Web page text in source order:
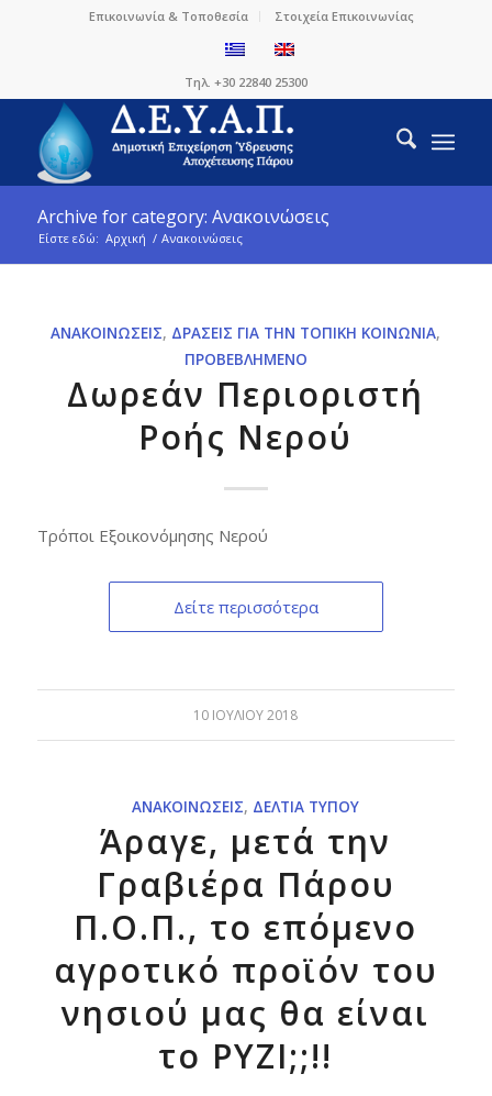
Επικοινωνία & Τοποθεσία Στοιχεία Επικοινωνίας
Τηλ. +30 22840 25300
Archive for category: Ανακοινώσεις
Είστε εδώ: Αρχική / Ανακοινώσεις
ΑΝΑΚΟΙΝΏΣΕΙΣ, ΔΡΆΣΕΙΣ ΓΙΑ ΤΗΝ ΤΟΠΙΚΉ ΚΟΙΝΩΝΊΑ,
ΠΡΟΒΕΒΛΗΜΈΝΟ
Δωρεάν Περιοριστή
Ροής Νερού
Τρόποι Εξοικονόμησης Νερού
Δείτε περισσότερα
10 ΙΟΥΛΊΟΥ 2018
ΑΝΑΚΟΙΝΏΣΕΙΣ, ΔΕΛΤΊΑ ΤΎΠΟΥ
Άραγε, μετά την
Γραβιέρα Πάρου
Π.Ο.Π., το επόμενο
αγροτικό προϊόν του
νησιού μας θα είναι
το ΡΥΖΙ;;!!